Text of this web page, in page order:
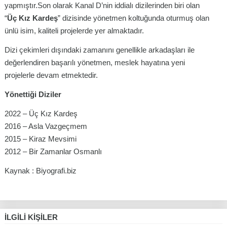
yapmıştır.Son olarak Kanal D’nin iddialı dizilerinden biri olan
“Üç Kız Kardeş” dizisinde yönetmen koltuğunda oturmuş olan
ünlü isim, kaliteli projelerde yer almaktadır.
Dizi çekimleri dışındaki zamanını genellikle arkadaşları ile
değerlendiren başarılı yönetmen, meslek hayatına yeni
projelerle devam etmektedir.
Yönettiği Diziler
2022 – Üç Kız Kardeş
2016 – Asla Vazgeçmem
2015 – Kiraz Mevsimi
2012 – Bir Zamanlar Osmanlı
Kaynak : Biyografi.biz
İLGILI KIŞILER